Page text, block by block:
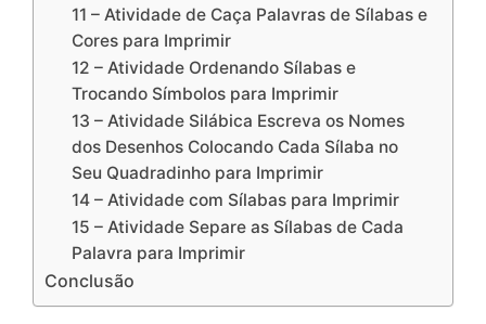
11 – Atividade de Caça Palavras de Sílabas e
Cores para Imprimir
12 – Atividade Ordenando Sílabas e
Trocando Símbolos para Imprimir
13 – Atividade Silábica Escreva os Nomes
dos Desenhos Colocando Cada Sílaba no
Seu Quadradinho para Imprimir
14 – Atividade com Sílabas para Imprimir
15 – Atividade Separe as Sílabas de Cada
Palavra para Imprimir
Conclusão